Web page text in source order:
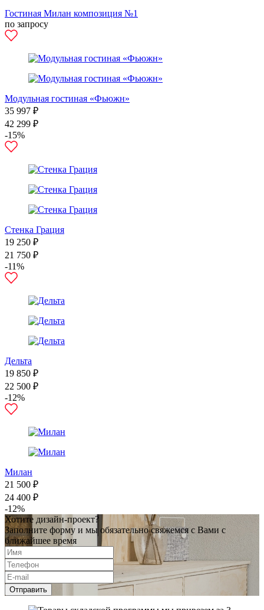
Гостиная Милан композиция №1
по запросу
Модульная гостиная «Фьюжн»
35 997 ₽
42 299 ₽
-15%
Стенка Грация
19 250 ₽
21 750 ₽
-11%
Дельта
19 850 ₽
22 500 ₽
-12%
Милан
21 500 ₽
24 400 ₽
-12%
Хотите дизайн-проект?
Заполните форму и мы обязательно свяжемся с Вами с
ближайшее время
Отправить